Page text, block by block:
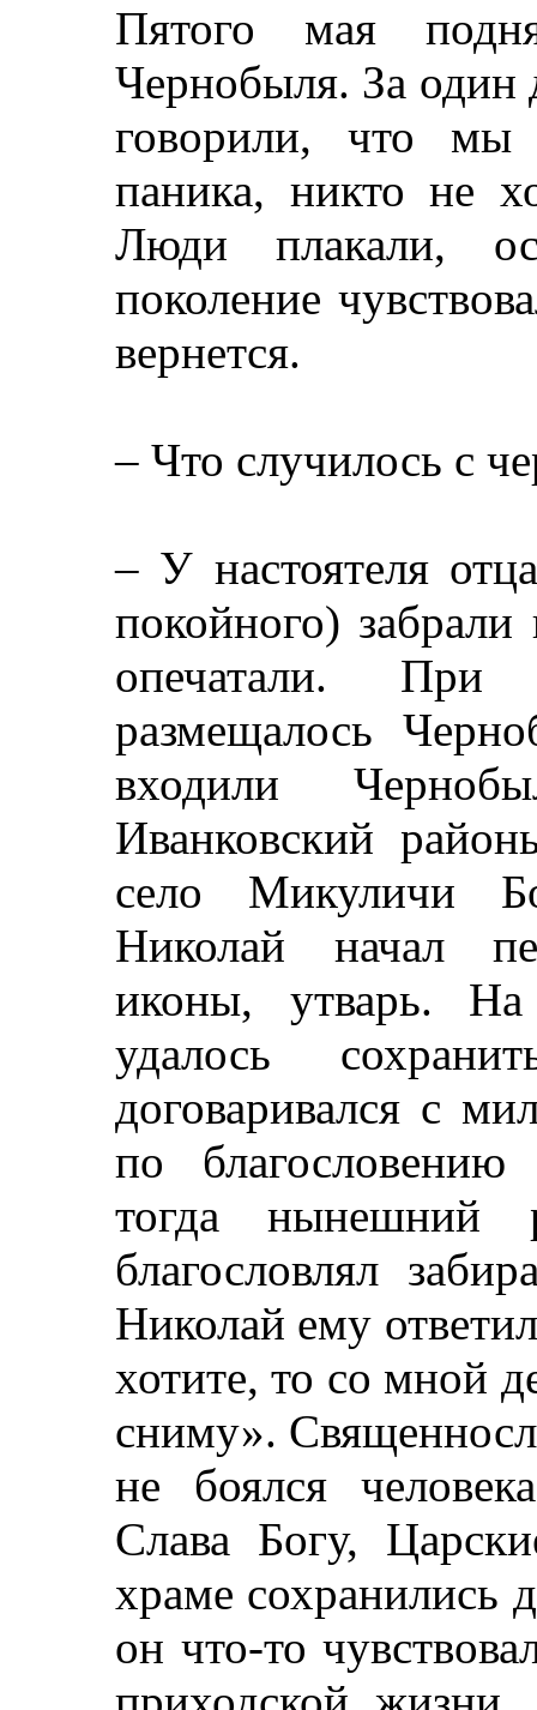
Пятого мая
Чернобыля. За один
говорили, что мы
паника, никто не
Люди плакали,
поколение
вернется.
– Что случилось с
– У настоятеля
покойного)
опечатали. При
размещалось
входили
Иванковский
село Микуличи
Николай начал
иконы, утварь.
удалось
договаривался с
по благословению
тогда нынешний
благословлял
Николай ему
хотите, то со мной
сниму».
не боялся
Слава Богу,
храме сохранились
он что-то